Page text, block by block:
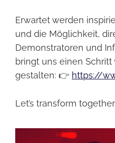
Erwartet werden
und die Möglichkeit,
Demonstratoren und
bringt uns einen
gestalten: 👉 https://
Let’s transform